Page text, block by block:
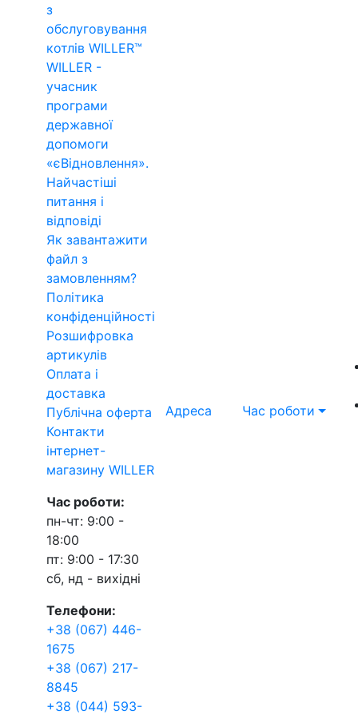
з
обслуговування
котлів WILLER™
WILLER -
учасник
програми
державної
допомоги
«єВідновлення».
Найчастіші
питання і
відповіді
Як завантажити
файл з
замовленням?
Політика
конфіденційності
Розшифровка
артикулів
Оплата і
доставка
Публічна оферта
Контакти
інтернет-
магазину WILLER
Час роботи:
пн-чт: 9:00 -
18:00
пт: 9:00 - 17:30
сб, нд - вихідні
Телефони:
+38 (067) 446-
1675
+38 (067) 217-
8845
+38 (044) 593-
Адреса Час роботи